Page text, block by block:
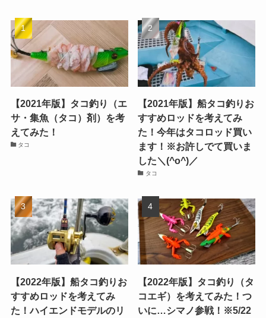
【2021年版】タコ釣り（エ
サ・集魚（タコ）剤）を考
えてみた！
タコ
【2021年版】船タコ釣りお
すすめロッドを考えてみ
た！今年はタコロッド買い
ます！※お許しでて買いま
した＼(^o^)／
タコ
【2022年版】船タコ釣りお
すすめロッドを考えてみ
た！ハイエンドモデルのリ
【2022年版】タコ釣り（タ
コエギ）を考えてみた！つ
いに…シマノ参戦！※5/22